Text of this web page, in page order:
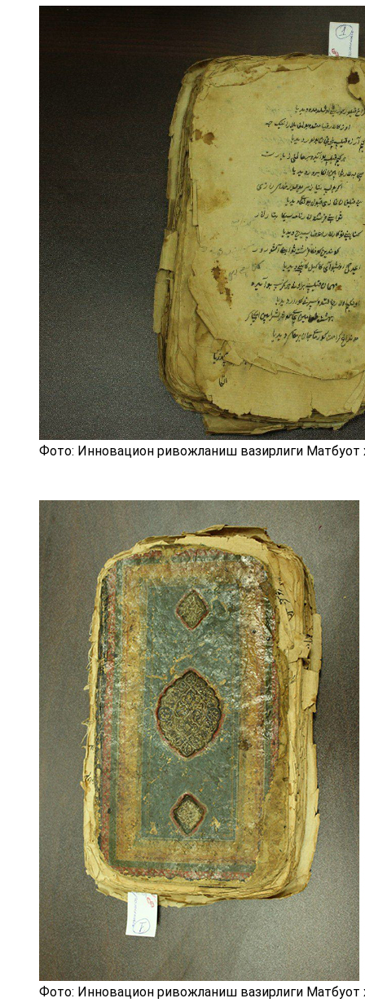
Фото: Инновацион ривожланиш вазирлиги Матбуот
Фото: Инновацион ривожланиш вазирлиги Матбуот